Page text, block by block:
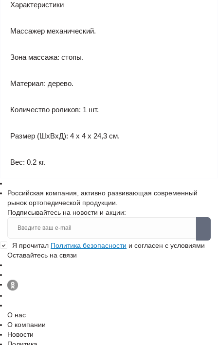
Характеристики
Массажер механический.
Зона массажа: стопы.
Материал: дерево.
Количество роликов: 1 шт.
Размер (ШxВxД): 4 х 4 х 24,3 см.
Вес: 0.2 кг.
Российская компания, активно развивающая современный
рынок ортопедической продукции.
Подписывайтесь на новости и акции:
Я прочитал Политика безопасности и согласен с условиями
Оставайтесь на связи
О нас
О компании
Новости